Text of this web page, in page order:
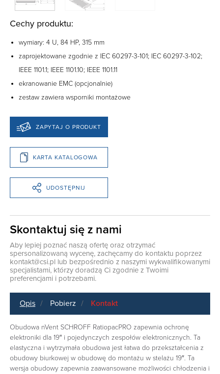
Cechy produktu:
wymiary: 4 U, 84 HP, 315 mm
zaprojektowane zgodnie z IEC 60297-3-101; IEC 60297-3-102;
IEEE 1101.1; IEEE 1101.10; IEEE 1101.11
ekranowanie EMC (opcjonalnie)
zestaw zawiera wsporniki montażowe
ZAPYTAJ O PRODUKT
KARTA KATALOGOWA
UDOSTĘPNIJ
Skontaktuj się z nami
Aby lepiej poznać naszą ofertę oraz otrzymać
spersonalizowaną wycenę, zachęcamy do kontaktu poprzez
kontakt@csi.pl lub bezpośrednio z naszymi wykwalifikowanymi
specjalistami, którzy doradzą Ci zgodnie z Twoimi
preferencjami i potrzebami.
Opis Pobierz Kontakt
Obudowa nVent SCHROFF RatiopacPRO zapewnia ochronę
elektroniki dla 19″ i pojedynczych zespołów elektronicznych. Ta
elastyczna i wytrzymała obudowa jest łatwa do przekształcenia z
obudowy biurkowej w obudowę do montażu w stelażu 19″. Ta
wersja obudowy zapewnia zaawansowane możliwości chłodzenia i